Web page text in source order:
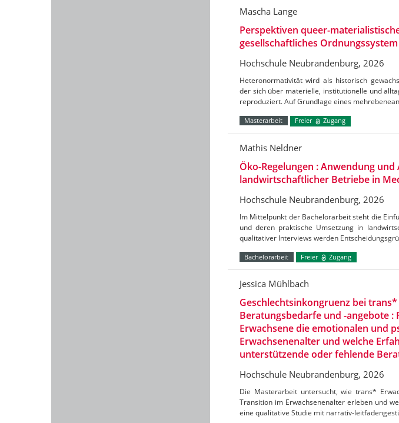
Mascha Lange
Perspektiven queer-
gesellschaftliches Ordnungssystem
Hochschule Neubrandenburg, 2026
Heteronormativität wird als historisch
der sich über materielle, institutionelle und
reproduziert. Auf Grundlage eines
Masterarbeit Freier Zugang
Mathis Neldner
Öko-Regelungen : Anwendung
landwirtschaftlicher Betriebe in
Hochschule Neubrandenburg, 2026
Im Mittelpunkt der Bachelorarbeit steht die
und deren praktische Umsetzung in
qualitativer Interviews werden
Bachelorarbeit Freier Zugang
Jessica Mühlbach
Geschlechtsinkongruenz bei
Beratungsbedarfe und -angebote
Erwachsene die emotionalen und
Erwachsenenalter und welche
unterstützende oder fehlende
Hochschule Neubrandenburg, 2026
Die Masterarbeit untersucht, wie trans*
Transition im Erwachsenenalter erleben und
eine qualitative Studie mit narrativ-